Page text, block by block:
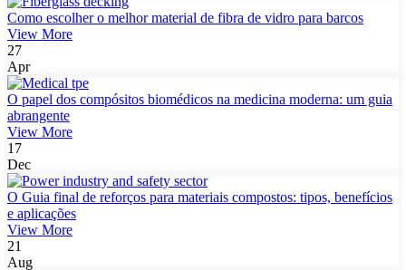
Como escolher o melhor material de fibra de vidro para barcos
View More
27
Apr
O papel dos compósitos biomédicos na medicina moderna: um guia
abrangente
View More
17
Dec
O Guia final de reforços para materiais compostos: tipos, benefícios
e aplicações
View More
21
Aug